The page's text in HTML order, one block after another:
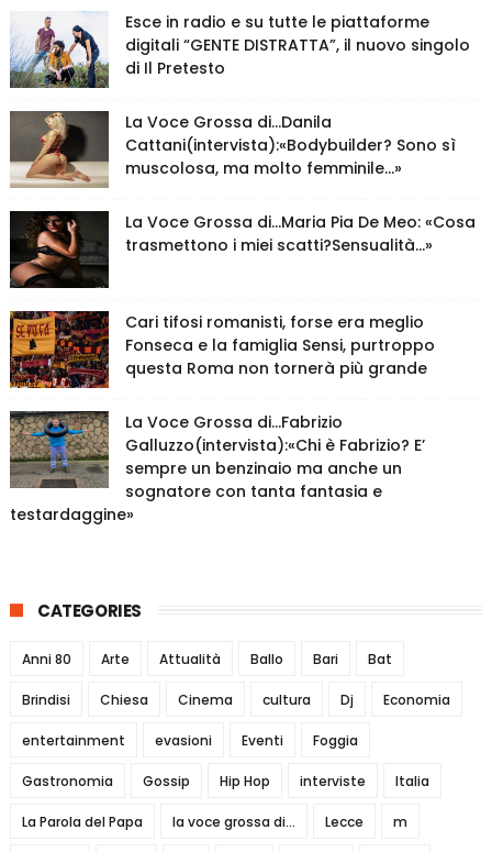
Esce in radio e su tutte le piattaforme
digitali “GENTE DISTRATTA”, il nuovo singolo
di Il Pretesto
La Voce Grossa di…Danila
Cattani(intervista):«Bodybuilder? Sono sì
muscolosa, ma molto femminile…»
La Voce Grossa di…Maria Pia De Meo: «Cosa
trasmettono i miei scatti?Sensualità…»
Cari tifosi romanisti, forse era meglio
Fonseca e la famiglia Sensi, purtroppo
questa Roma non tornerà più grande
La Voce Grossa di…Fabrizio
Galluzzo(intervista):«Chi è Fabrizio? E’
sempre un benzinaio ma anche un
sognatore con tanta fantasia e
testardaggine»
CATEGORIES
Anni 80 Arte Attualità Ballo Bari Bat
Brindisi Chiesa Cinema cultura Dj Economia
entertainment evasioni Eventi Foggia
Gastronomia Gossip Hip Hop interviste Italia
La Parola del Papa la voce grossa di... Lecce m